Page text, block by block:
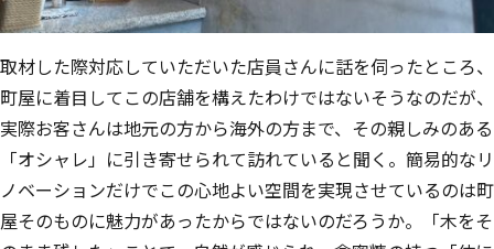
取材した際対応していただいた店員さんに話を伺ったところ、
町屋に着⽬してこの店舗を構えたわけではないそうなのだが、
実際お客さんは地元の⽅から海外の⽅まで、その親しみのある
「オシャレ」に引き寄せられて訪れていると聞く。簡易的なリ
ノベーションだけでこの⼼地よい空間を実現させているのは町
屋そのものに魅⼒があったからではないのだろうか。「木をそ